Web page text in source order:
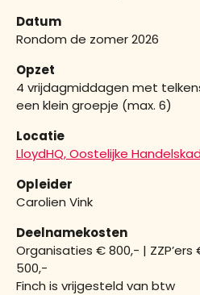
Datum
Rondom de zomer 2026
Opzet
4 vrijdagmiddagen met
een klein groepje (max. 6)
Locatie
LloydHQ, Oostelijke
Opleider
Carolien Vink
Deelnamekosten
Organisaties € 800,- |
500,-
Finch is vrijgesteld van btw